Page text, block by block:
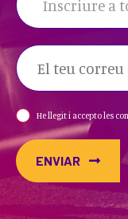
Inscriure a
He llegit i accepto les
ENVIAR